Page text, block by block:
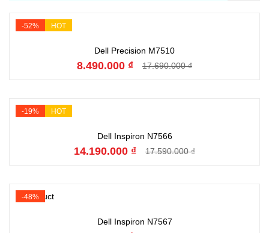
Đặt hàng
-52% HOT
Dell Precision M7510
8.490.000 ₫ 17.690.000 ₫
Đặt hàng
-19% HOT
Dell Inspiron N7566
14.190.000 ₫ 17.590.000 ₫
Đặt hàng
-48%
Dell Inspiron N7567